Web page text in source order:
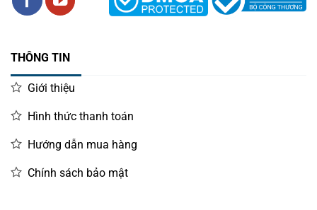
THÔNG TIN
Giới thiệu
Hình thức thanh toán
Hướng dẫn mua hàng
Chính sách bảo mật